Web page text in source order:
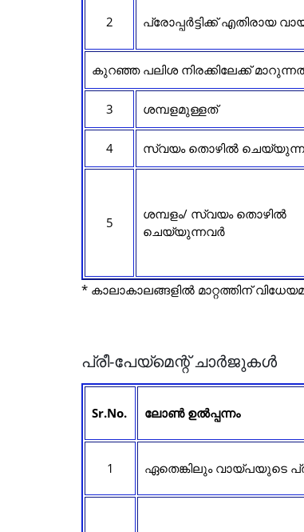
2 പ്രോപ്പർട്ടിക്ക് എതിരായ
കുറഞ്ഞ പലിശ നിരക്കിലേക്ക്
3 ശമ്പളമുള്ളത്
4 സ്വയം തൊഴിൽ
5
ശമ്പളം/ സ്വയം തൊഴിൽ
ചെയ്യുന്നവർ
* കാലാകാലങ്ങളിൽ മാറ്റത്തിന്
പ്രീ-പേയ്‌മെന്റ് ചാർജുകൾ
Sr.No. ലോൺ ഉൽപ്പന്നം
1 ഏതെങ്കിലും വായ്പയുടെ